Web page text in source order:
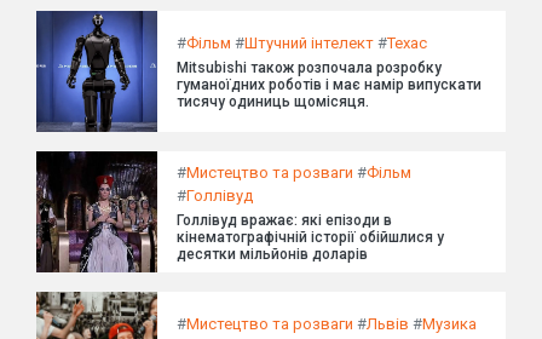
#Фільм #Штучний інтелект #Техас
Mitsubishi також розпочала розробку
гуманоїдних роботів і має намір випускати
тисячу одиниць щомісяця.
#Мистецтво та розваги #Фільм
#Голлівуд
Голлівуд вражає: які епізоди в
кінематографічній історії обійшлися у
десятки мільйонів доларів
#Мистецтво та розваги #Львів #Музика